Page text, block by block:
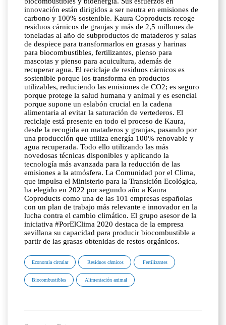
innovación están dirigidos a ser neutra en emisiones de
carbono y 100% sostenible. Kaura Coproducts recoge
residuos cárnicos de granjas y más de 2,5 millones de
toneladas al año de subproductos de mataderos y salas
de despiece para transformarlos en grasas y harinas
para biocombustibles, fertilizantes, pienso para
mascotas y pienso para acuicultura, además de
recuperar agua. El reciclaje de residuos cárnicos es
sostenible porque los transforma en productos
utilizables, reduciendo las emisiones de CO2; es seguro
porque protege la salud humana y animal y es esencial
porque supone un eslabón crucial en la cadena
alimentaria al evitar la saturación de vertederos. El
reciclaje está presente en todo el proceso de Kaura,
desde la recogida en mataderos y granjas, pasando por
una producción que utiliza energía 100% renovable y
agua recuperada. Todo ello utilizando las más
novedosas técnicas disponibles y aplicando la
tecnología más avanzada para la reducción de las
emisiones a la atmósfera. La Comunidad por el Clima,
que impulsa el Ministerio para la Transición Ecológica,
ha elegido en 2022 por segundo año a Kaura
Coproducts como una de las 101 empresas españolas
con un plan de trabajo más relevante e innovador en la
lucha contra el cambio climático. El grupo asesor de la
iniciativa #PorElClima 2020 destaca de la empresa
sevillana su capacidad para producir biocombustible a
partir de las grasas obtenidas de restos orgánicos.
Economía circular Residuos cárnicos Fertilizantes
Biocombustibles Alimentación animal